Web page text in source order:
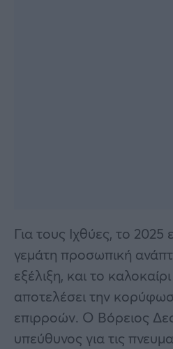
Για τους Ιχθύες, το 2025
γεμάτη προσωπική
εξέλιξη, και το
αποτελέσει την
επιρροών. Ο Βόρειος
υπεύθυνος για τις